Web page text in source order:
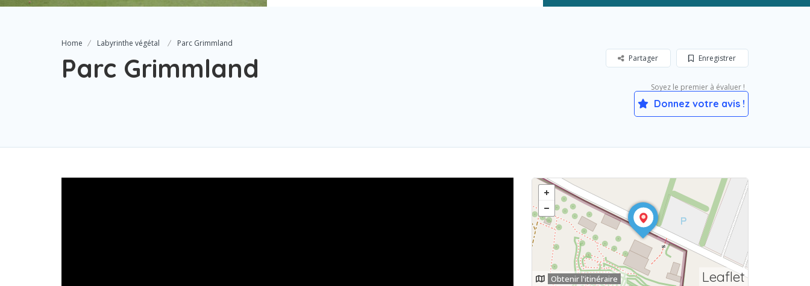
Home Labyrinthe végétal Parc Grimmland
Parc Grimmland Enregistrer
Partager
Soyez le premier à évaluer !
Donnez votre avis !
Leaflet
Obtenir l'itinéraire